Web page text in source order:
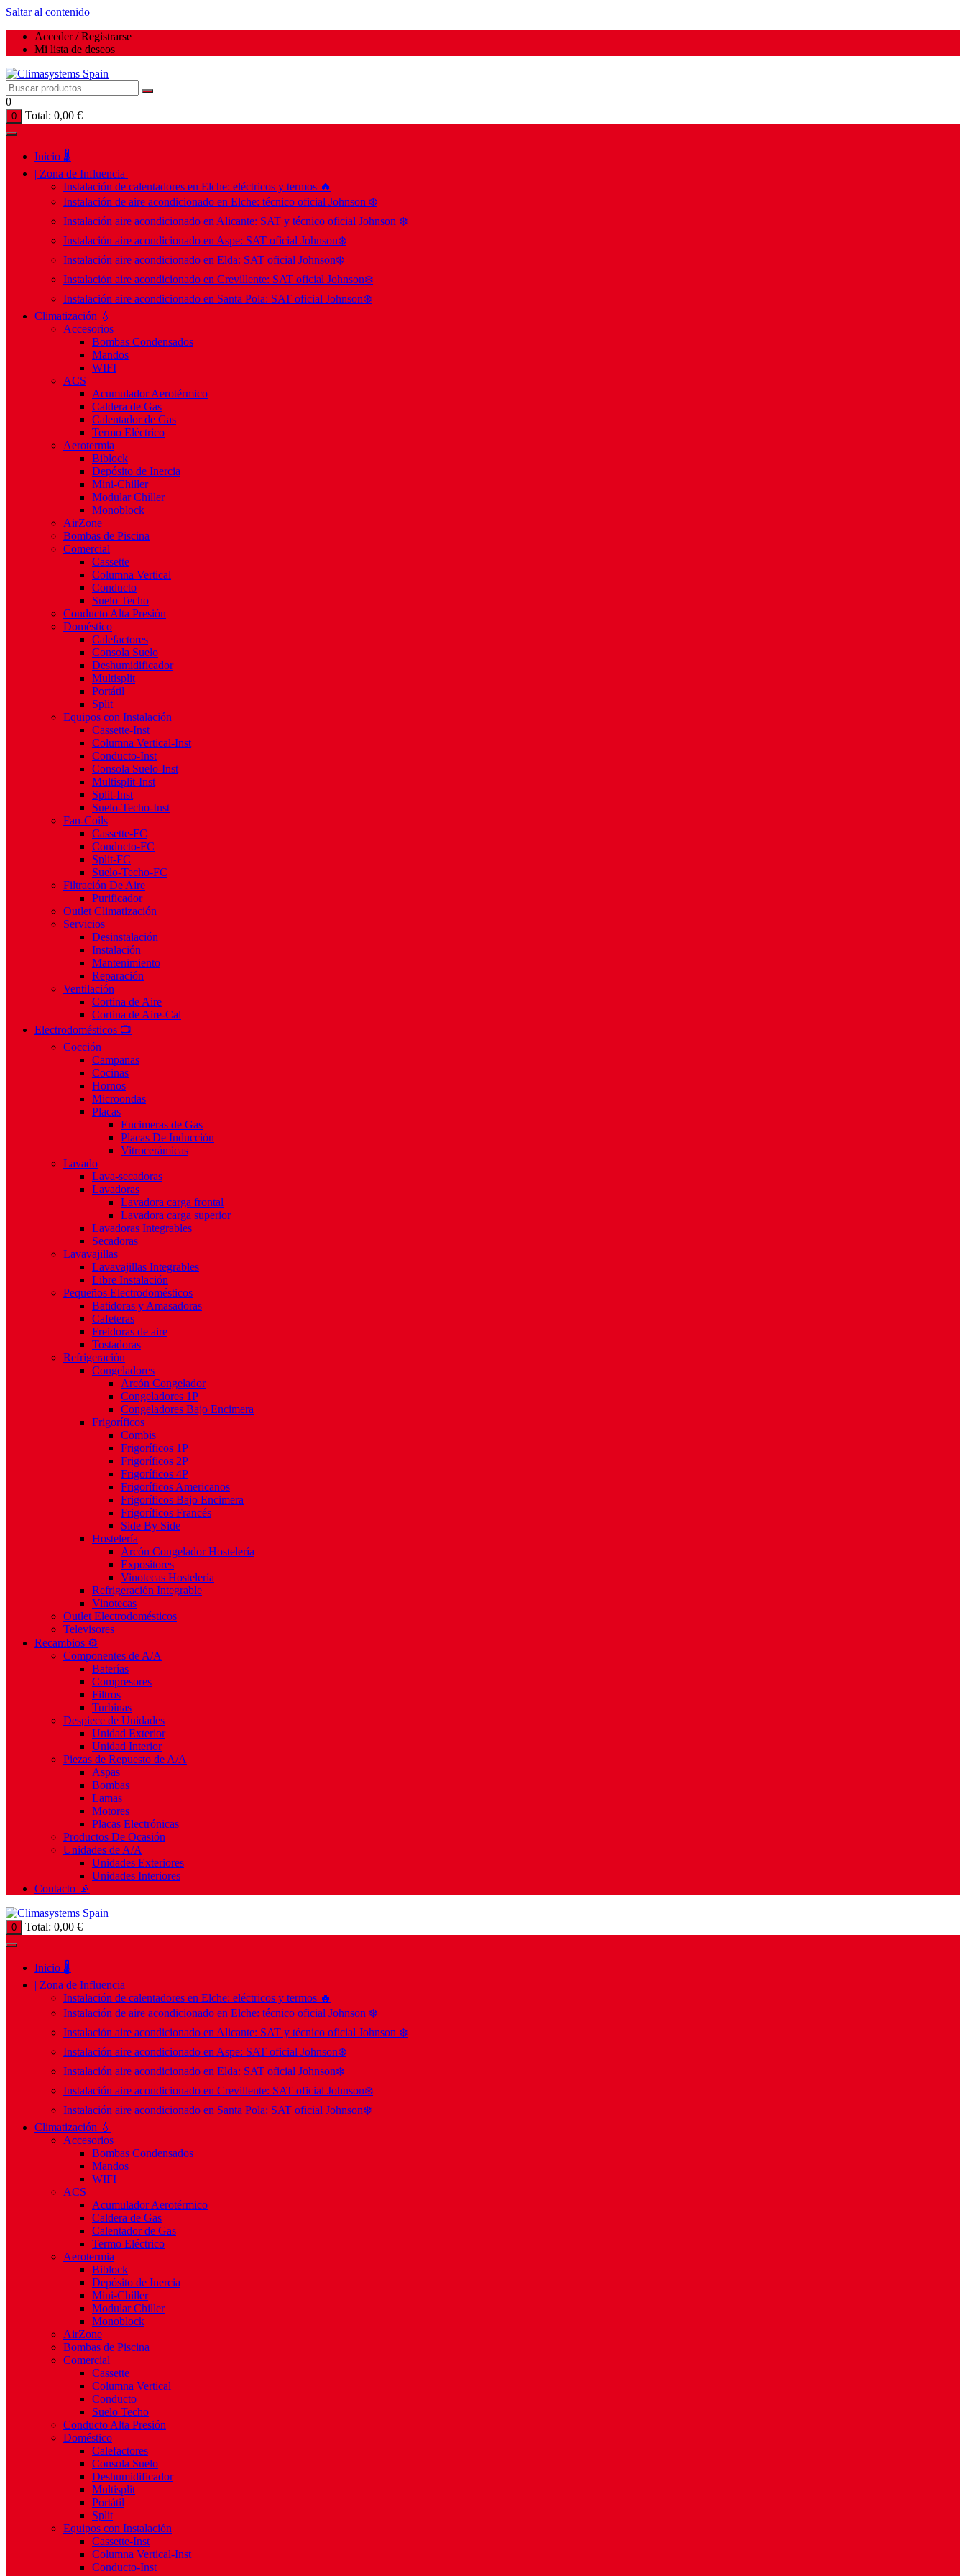
Saltar al contenido
Acceder / Registrarse
Mi lista de deseos
0
0 Total: 0,00 €
Inicio 🌡️
| Zona de Influencia |
Instalación de calentadores en Elche: eléctricos y termos 🔥
Instalación de aire acondicionado en Elche: técnico oficial Johnson ❄️
Instalación aire acondicionado en Alicante: SAT y técnico oficial Johnson ❄️
Instalación aire acondicionado en Aspe: SAT oficial Johnson❄️
Instalación aire acondicionado en Elda: SAT oficial Johnson❄️
Instalación aire acondicionado en Crevillente: SAT oficial Johnson❄️
Instalación aire acondicionado en Santa Pola: SAT oficial Johnson❄️
Climatización 💧
Accesorios
Bombas Condensados
Mandos
WIFI
ACS
Acumulador Aerotérmico
Caldera de Gas
Calentador de Gas
Termo Eléctrico
Aerotermia
Biblock
Depósito de Inercia
Mini-Chiller
Modular Chiller
Monoblock
AirZone
Bombas de Piscina
Comercial
Cassette
Columna Vertical
Conducto
Suelo Techo
Conducto Alta Presión
Doméstico
Calefactores
Consola Suelo
Deshumidificador
Multisplit
Portátil
Split
Equipos con Instalación
Cassette-Inst
Columna Vertical-Inst
Conducto-Inst
Consola Suelo-Inst
Multisplit-Inst
Split-Inst
Suelo-Techo-Inst
Fan-Coils
Cassette-FC
Conducto-FC
Split-FC
Suelo-Techo-FC
Filtración De Aire
Purificador
Outlet Climatización
Servicios
Desinstalación
Instalación
Mantenimiento
Reparación
Ventilación
Cortina de Aire
Cortina de Aire-Cal
Electrodomésticos 📺
Cocción
Campanas
Cocinas
Hornos
Microondas
Placas
Encimeras de Gas
Placas De Inducción
Vitrocerámicas
Lavado
Lava-secadoras
Lavadoras
Lavadora carga frontal
Lavadora carga superior
Lavadoras Integrables
Secadoras
Lavavajillas
Lavavajillas Integrables
Libre Instalación
Pequeños Electrodomésticos
Batidoras y Amasadoras
Cafeteras
Freidoras de aire
Tostadoras
Refrigeración
Congeladores
Arcón Congelador
Congeladores 1P
Congeladores Bajo Encimera
Frigoríficos
Combis
Frigoríficos 1P
Frigoríficos 2P
Frigoríficos 4P
Frigoríficos Americanos
Frigoríficos Bajo Encimera
Frigoríficos Francés
Side By Side
Hostelería
Arcón Congelador Hostelería
Expositores
Vinotecas Hostelería
Refrigeración Integrable
Vinotecas
Outlet Electrodomésticos
Televisores
Recambios ⚙️
Componentes de A/A
Baterías
Compresores
Filtros
Turbinas
Despiece de Unidades
Unidad Exterior
Unidad Interior
Piezas de Repuesto de A/A
Aspas
Bombas
Lamas
Motores
Placas Electrónicas
Productos De Ocasión
Unidades de A/A
Unidades Exteriores
Unidades Interiores
Contacto 📡
0 Total: 0,00 €
Inicio 🌡️
| Zona de Influencia |
Instalación de calentadores en Elche: eléctricos y termos 🔥
Instalación de aire acondicionado en Elche: técnico oficial Johnson ❄️
Instalación aire acondicionado en Alicante: SAT y técnico oficial Johnson ❄️
Instalación aire acondicionado en Aspe: SAT oficial Johnson❄️
Instalación aire acondicionado en Elda: SAT oficial Johnson❄️
Instalación aire acondicionado en Crevillente: SAT oficial Johnson❄️
Instalación aire acondicionado en Santa Pola: SAT oficial Johnson❄️
Climatización 💧
Accesorios
Bombas Condensados
Mandos
WIFI
ACS
Acumulador Aerotérmico
Caldera de Gas
Calentador de Gas
Termo Eléctrico
Aerotermia
Biblock
Depósito de Inercia
Mini-Chiller
Modular Chiller
Monoblock
AirZone
Bombas de Piscina
Comercial
Cassette
Columna Vertical
Conducto
Suelo Techo
Conducto Alta Presión
Doméstico
Calefactores
Consola Suelo
Deshumidificador
Multisplit
Portátil
Split
Equipos con Instalación
Cassette-Inst
Columna Vertical-Inst
Conducto-Inst